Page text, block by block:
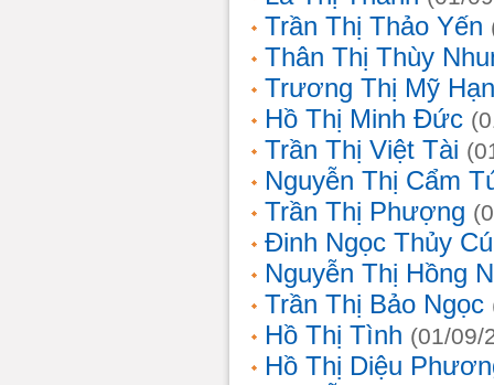
Trần Thị Thảo Yến
Thân Thị Thùy
Trương Thị Mỹ
Hồ Thị Minh Đức
Trần Thị Việt Tài
Nguyễn Thị Cẩm
Trần Thị Phượng
Đinh Ngọc Thủy
Nguyễn Thị Hồng
Trần Thị Bảo Ngọc
Hồ Thị Tình (01/09/
Hồ Thị Diệu